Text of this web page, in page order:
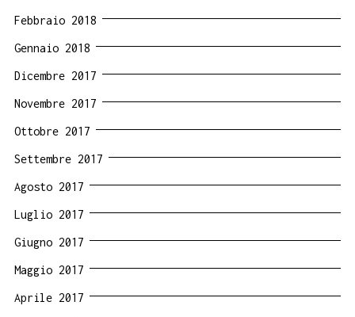
Febbraio 2018
Gennaio 2018
Dicembre 2017
Novembre 2017
Ottobre 2017
Settembre 2017
Agosto 2017
Luglio 2017
Giugno 2017
Maggio 2017
Aprile 2017